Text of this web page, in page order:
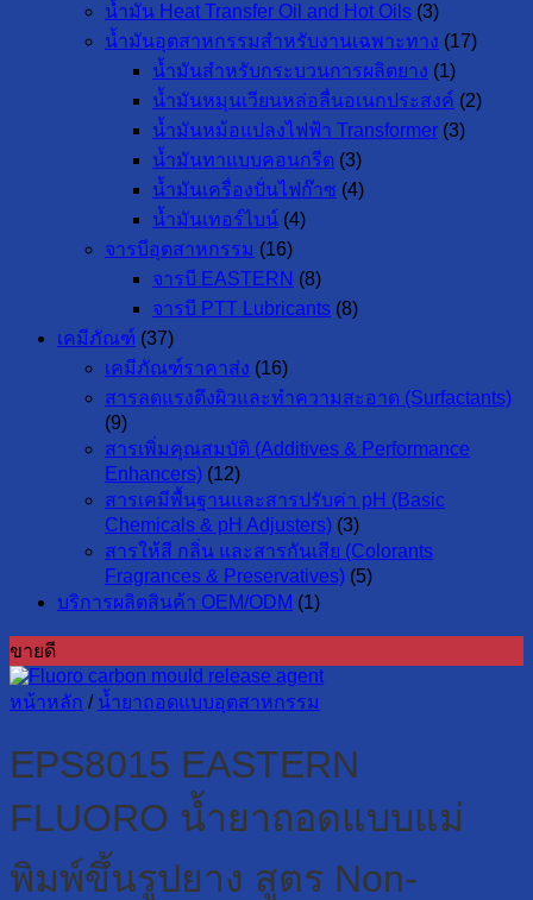
น้ำมัน Heat Transfer Oil and Hot Oils (3)
น้ำมันอุตสาหกรรมสำหรับงานเฉพาะทาง (17)
น้ำมันสำหรับกระบวนการผลิตยาง (1)
น้ำมันหมุนเวียนหล่อลื่นอเนกประสงค์ (2)
น้ำมันหม้อแปลงไฟฟ้า Transformer (3)
น้ำมันทาแบบคอนกรีต (3)
น้ำมันเครื่องปั่นไฟก๊าซ (4)
น้ำมันเทอร์ไบน์ (4)
จารบีอุตสาหกรรม (16)
จารบี EASTERN (8)
จารบี PTT Lubricants (8)
เคมีภัณฑ์ (37)
เคมีภัณฑ์ราคาส่ง (16)
สารลดแรงตึงผิวและทำความสะอาด (Surfactants)
(9)
สารเพิ่มคุณสมบัติ (Additives & Performance
Enhancers) (12)
สารเคมีพื้นฐานและสารปรับค่า pH (Basic
Chemicals & pH Adjusters) (3)
สารให้สี กลิ่น และสารกันเสีย (Colorants
Fragrances & Preservatives) (5)
บริการผลิตสินค้า OEM/ODM (1)
ขายดี
หน้าหลัก / น้ำยาถอดแบบอุตสาหกรรม
EPS8015 EASTERN
FLUORO น้ำยาถอดแบบแม่
พิมพ์ขึ้นรูปยาง สูตร Non-